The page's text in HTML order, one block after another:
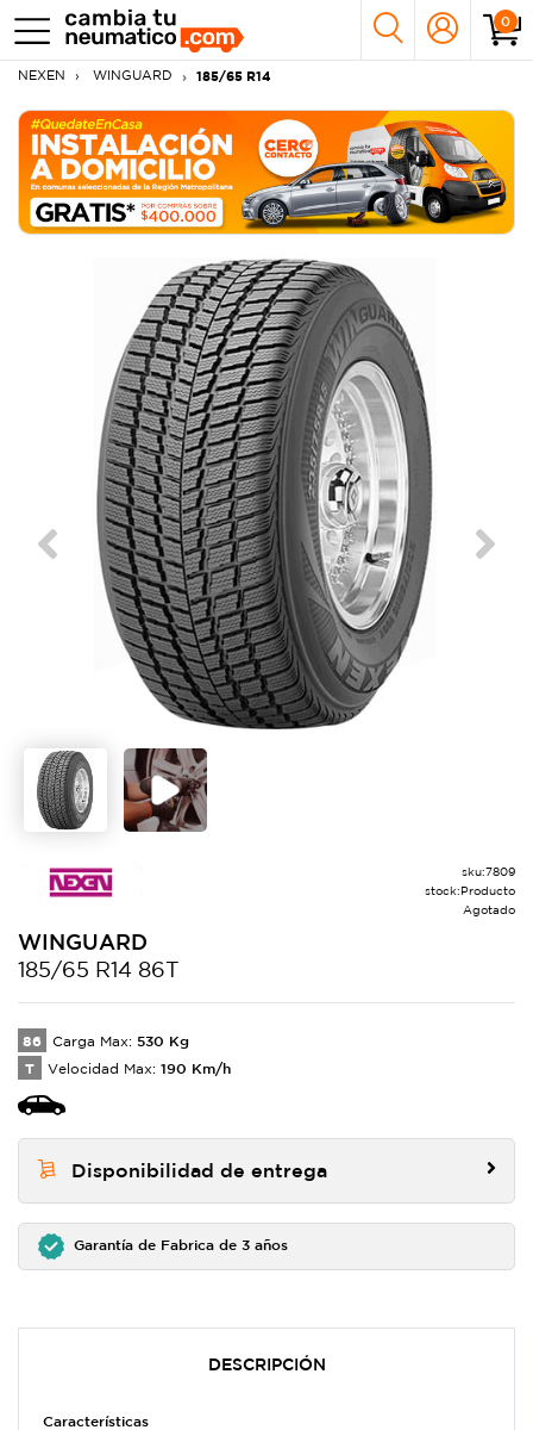
0
NEXEN WINGUARD 185/65 R14
Previous Next
sku:7809
stock:Producto
Agotado
WINGUARD
185/65 R14 86T
86 Carga Max: 530 Kg
T Velocidad Max: 190 Km/h
Disponibilidad de entrega
Garantía de Fabrica de 3 años
DESCRIPCIÓN
Características